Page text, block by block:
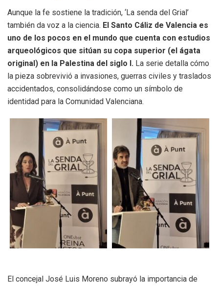
Aunque la fe sostiene la tradición, ‘La senda del Grial’
también da voz a la ciencia. El Santo Cáliz de Valencia es
uno de los pocos en el mundo que cuenta con estudios
arqueológicos que sitúan su copa superior (el ágata
original) en la Palestina del siglo I. La serie detalla cómo
la pieza sobrevivió a invasiones, guerras civiles y traslados
accidentados, consolidándose como un símbolo de
identidad para la Comunidad Valenciana.
El concejal José Luis Moreno subrayó la importancia de